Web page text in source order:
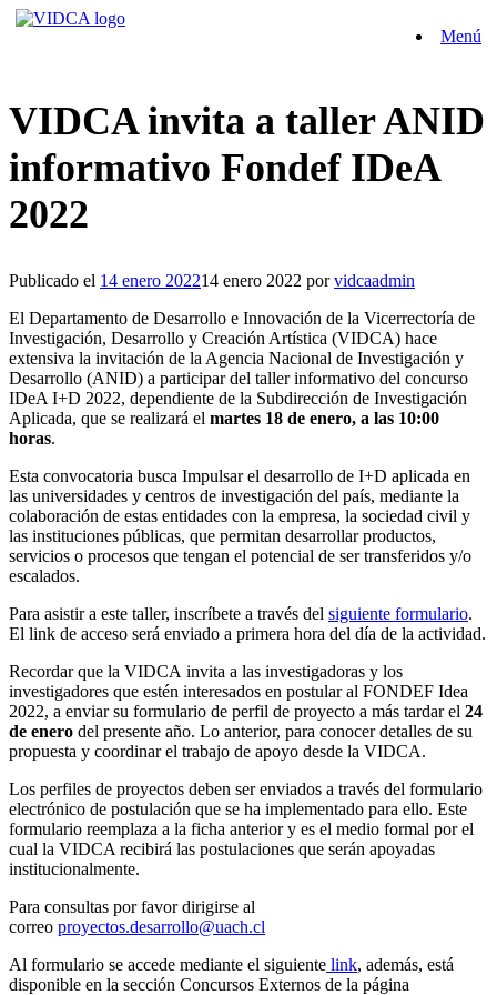
Saltar
Menú
VIDCA invita a taller ANID
informativo Fondef IDeA
2022
Publicado el 14 enero 202214 enero 2022 porvidcaadmin
El Departamento de Desarrollo e Innovación de la Vicerrectoría de
Investigación, Desarrollo y Creación Artística (VIDCA) hace
extensiva la invitación de la Agencia Nacional de Investigación y
Desarrollo (ANID) a participar del taller informativo del concurso
IDeA I+D 2022, dependiente de la Subdirección de Investigación
Aplicada, que se realizará el martes 18 de enero, a las 10:00
horas.
Esta convocatoria busca Impulsar el desarrollo de I+D aplicada en
las universidades y centros de investigación del país, mediante la
colaboración de estas entidades con la empresa, la sociedad civil y
las instituciones públicas, que permitan desarrollar productos,
servicios o procesos que tengan el potencial de ser transferidos y/o
escalados.
Para asistir a este taller, inscríbete a través del siguiente formulario.
El link de acceso será enviado a primera hora del día de la actividad.
Recordar que la VIDCA invita a las investigadoras y los
investigadores que estén interesados en postular al FONDEF Idea
2022, a enviar su formulario de perfil de proyecto a más tardar el 24
de enero del presente año. Lo anterior, para conocer detalles de su
propuesta y coordinar el trabajo de apoyo desde la VIDCA.
Los perfiles de proyectos deben ser enviados a través del formulario
electrónico de postulación que se ha implementado para ello. Este
formulario reemplaza a la ficha anterior y es el medio formal por el
cual la VIDCA recibirá las postulaciones que serán apoyadas
institucionalmente.
Para consultas por favor dirigirse al
correo proyectos.desarrollo@uach.cl
Al formulario se accede mediante el siguiente link, además, está
disponible en la sección Concursos Externos de la página